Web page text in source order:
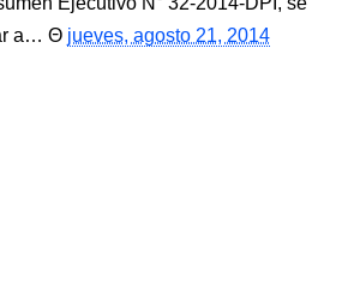
a…
jueves, agosto 21, 2014